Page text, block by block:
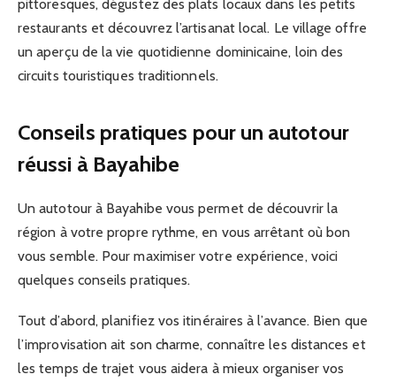
pittoresques, dégustez des plats locaux dans les petits
restaurants et découvrez l’artisanat local. Le village offre
un aperçu de la vie quotidienne dominicaine, loin des
circuits touristiques traditionnels.
Conseils pratiques pour un autotour
réussi à Bayahibe
Un autotour à Bayahibe vous permet de découvrir la
région à votre propre rythme, en vous arrêtant où bon
vous semble. Pour maximiser votre expérience, voici
quelques conseils pratiques.
Tout d’abord, planifiez vos itinéraires à l’avance. Bien que
l’improvisation ait son charme, connaître les distances et
les temps de trajet vous aidera à mieux organiser vos